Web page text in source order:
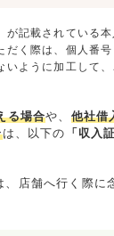
記載されている
だく際は、個人番
いように加工して
る場合や、 他社借
は、以下の 「収入
店舗へ行く際に